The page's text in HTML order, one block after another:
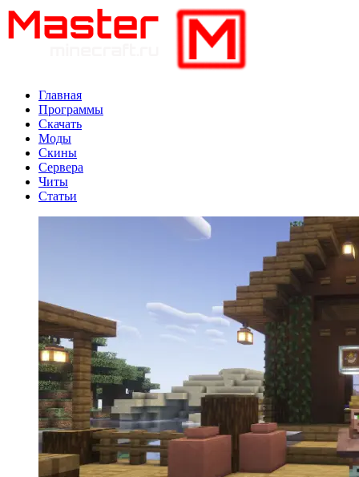
Главная
Программы
Скачать
Моды
Скины
Сервера
Читы
Статьи